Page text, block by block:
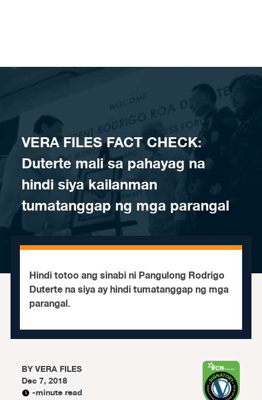
VERA FILES FACT CHECK:
Duterte mali sa pahayag na
hindi siya kailanman
tumatanggap ng mga parangal
Hindi totoo ang sinabi ni Pangulong Rodrigo
Duterte na siya ay hindi tumatanggap ng mga
parangal.
BYVERA FILES
Dec 7, 2018
-minute read